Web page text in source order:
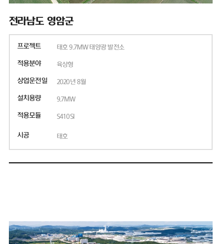
전라남도 영암군
프로젝트 태호 9.7MW 태양광 발전소
적용분야 육상형
상업운전일 2020년 8월
설치용량 9.7MW
적용모듈 S410SI
시공 태호